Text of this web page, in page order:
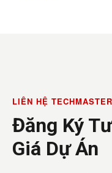
LIÊN HỆ TECHMASTER
Đăng Ký
Giá Dự Án